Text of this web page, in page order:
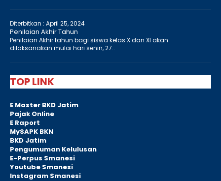
Diterbitkan : April 25, 2024
Penilaian Akhir Tahun
Penilaian Akhir tahun bagi siswa kelas X dan XI akan
dilaksanakan mulai hari senin, 27..
TOP LINK
E Master BKD Jatim
Pajak Online
E Raport
MySAPK BKN
BKD Jatim
Pengumuman Kelulusan
E-Perpus Smanesi
Youtube Smanesi
Instagram Smanesi